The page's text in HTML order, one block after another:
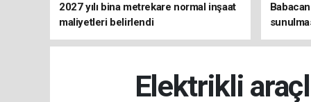
2027 yılı bina metrekare normal inşaat
maliyetleri belirlendi
Elektrikli